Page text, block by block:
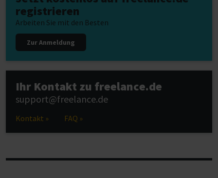
registrieren
Arbeiten Sie mit den Besten
Zur Anmeldung
Ihr Kontakt zu freelance.de
support@freelance.de
Kontakt » FAQ »